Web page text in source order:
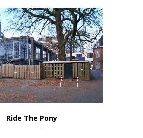
Ride The Pony